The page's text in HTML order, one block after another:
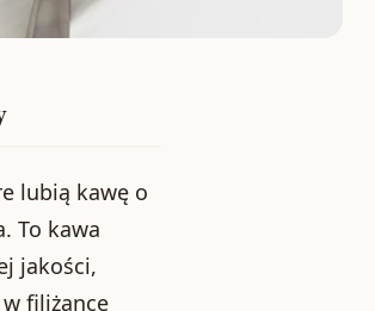
lubią kawę o
To kawa
jakości,
filiżance